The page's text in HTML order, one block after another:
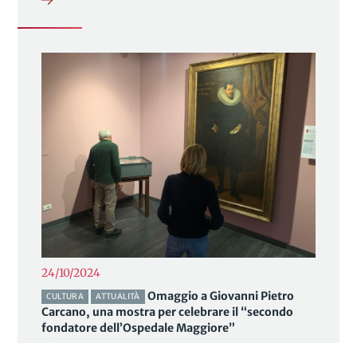
24/10/2024
CULTURA ATTUALITÀ
Omaggio a Giovanni Pietro
Carcano, una mostra per celebrare il “secondo
fondatore dell’Ospedale Maggiore”